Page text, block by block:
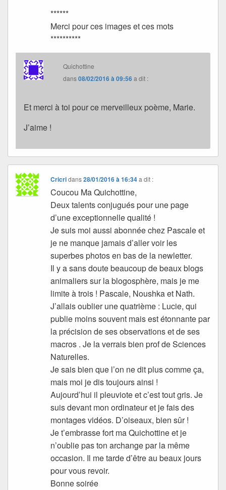
******
Merci pour ces images et ces mots
**********
Quichottine
dans08/02/2016 à 09:56a dit :
Et merci à toi pour ce merveilleux poème, Marie.
J’aime !
Cricridans28/01/2016 à 16:34 a dit :
Coucou Ma Quichottine,
Deux talents conjugués pour une page
d’une exceptionnelle qualité !
Je suis moi aussi abonnée chez Pascale et
je ne manque jamais d’aller voir les
superbes photos en bas de la newletter.
Il y a sans doute beaucoup de beaux blogs
animaliers sur la blogosphère, mais je me
limite à trois ! Pascale, Noushka et Nath.
J’allais oublier une quatrième : Lucie, qui
publie moins souvent mais est étonnante par
la précision de ses observations et de ses
macros . Je la verrais bien prof de Sciences
Naturelles.
Je sais bien que l’on ne dit plus comme ça,
mais moi je dis toujours ainsi !
Aujourd’hui il pleuviote et c’est tout gris. Je
suis devant mon ordinateur et je fais des
montages vidéos. D’oiseaux, bien sûr !
Je t’embrasse fort ma Quichottine et je
n’oublie pas ton archange par la même
occasion. Il me tarde d’être au beaux jours
pour vous revoir.
Bonne soirée